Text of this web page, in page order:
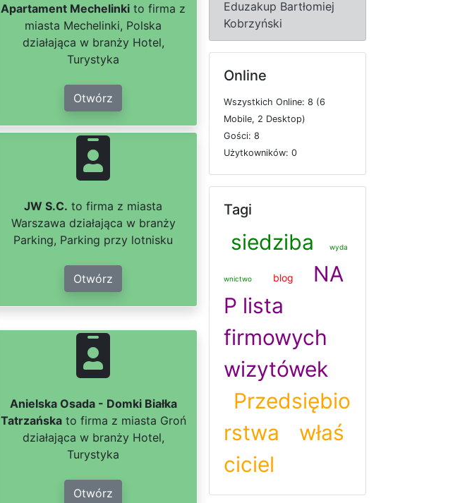
Apartament Mechelinki to firma z
miasta Mechelinki, Polska
działająca w branży Hotel,
Turystyka
Otwórz
JW S.C. to firma z miasta
Warszawa działająca w branży
Parking, Parking przy lotnisku
Otwórz
Anielska Osada - Domki Białka
Tatrzańskato firma z miasta Groń
działająca w branży Hotel,
Turystyka
Otwórz
Eduzakup Bartłomiej
Kobrzyński
Online
Wszystkich Online: 8 (6
Mobile, 2 Desktop)
Gości: 8
Użytkowników: 0
Tagi
siedziba wyda
wnictwo blog
NA
P lista
firmowych
wizytówek
Przedsiębio
rstwa
właś
ciciel